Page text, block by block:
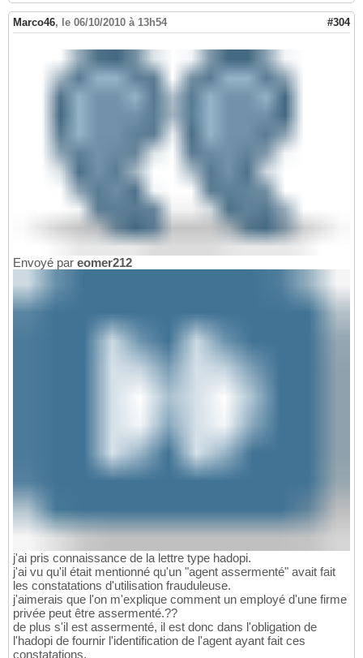
Marco46, le 06/10/2010 à 13h54 #304
Envoyé par eomer212
j'ai pris connaissance de la lettre type hadopi.
j'ai vu qu'il était mentionné qu'un "agent assermenté" avait fait
les constatations d'utilisation frauduleuse.
j'aimerais que l'on m'explique comment un employé d'une firme
privée peut être assermenté.??
de plus s'il est assermenté, il est donc dans l'obligation de
l'hadopi de fournir l'identification de l'agent ayant fait ces
constatations.